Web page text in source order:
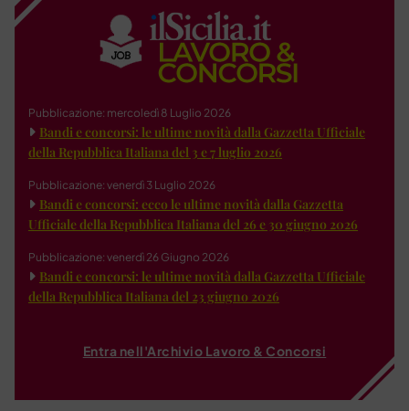
Pubblicazione: mercoledì 8 Luglio 2026
Bandi e concorsi: le ultime novità dalla Gazzetta Ufficiale
della Repubblica Italiana del 3 e 7 luglio 2026
Pubblicazione: venerdì 3 Luglio 2026
Bandi e concorsi: ecco le ultime novità dalla Gazzetta
Ufficiale della Repubblica Italiana del 26 e 30 giugno 2026
Pubblicazione: venerdì 26 Giugno 2026
Bandi e concorsi: le ultime novità dalla Gazzetta Ufficiale
della Repubblica Italiana del 23 giugno 2026
Entra nell'Archivio Lavoro & Concorsi